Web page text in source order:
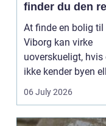
finder du den
lejlighed
At finde en bolig til
Viborg kan virke
uoverskueligt, hvis
ikke kender byen
det lokale...
06 July 2026